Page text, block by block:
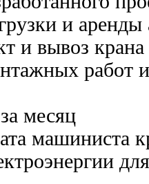
и аренды
и вывоз крана
работ
месяц
машиниста